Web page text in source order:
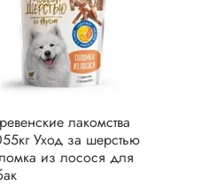
лакомства
Уход за шерстью
из лосося для